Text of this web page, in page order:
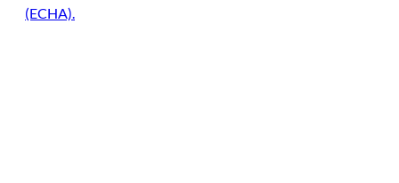
(ECHA).